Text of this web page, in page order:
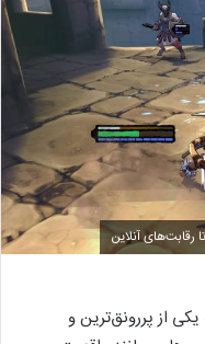
به یکی از پررونق‌ترین و